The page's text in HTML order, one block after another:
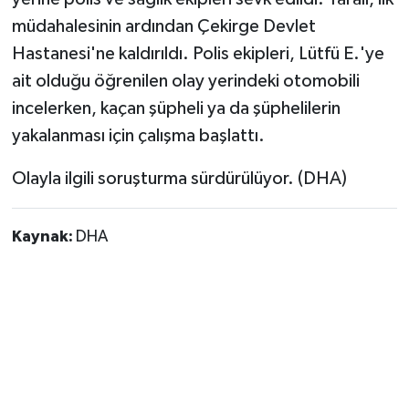
müdahalesinin ardından Çekirge Devlet
Hastanesi'ne kaldırıldı. Polis ekipleri, Lütfü E.'ye
ait olduğu öğrenilen olay yerindeki otomobili
incelerken, kaçan şüpheli ya da şüphelilerin
yakalanması için çalışma başlattı.
Olayla ilgili soruşturma sürdürülüyor. (DHA)
Kaynak: DHA
Vasıta
Yaşam